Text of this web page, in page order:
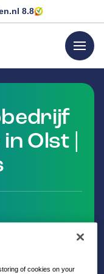
8.8
menu
Olst |
of cookies on your